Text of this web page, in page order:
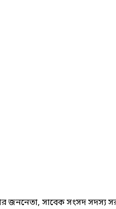
জননেতা, সাবেক সংসদ